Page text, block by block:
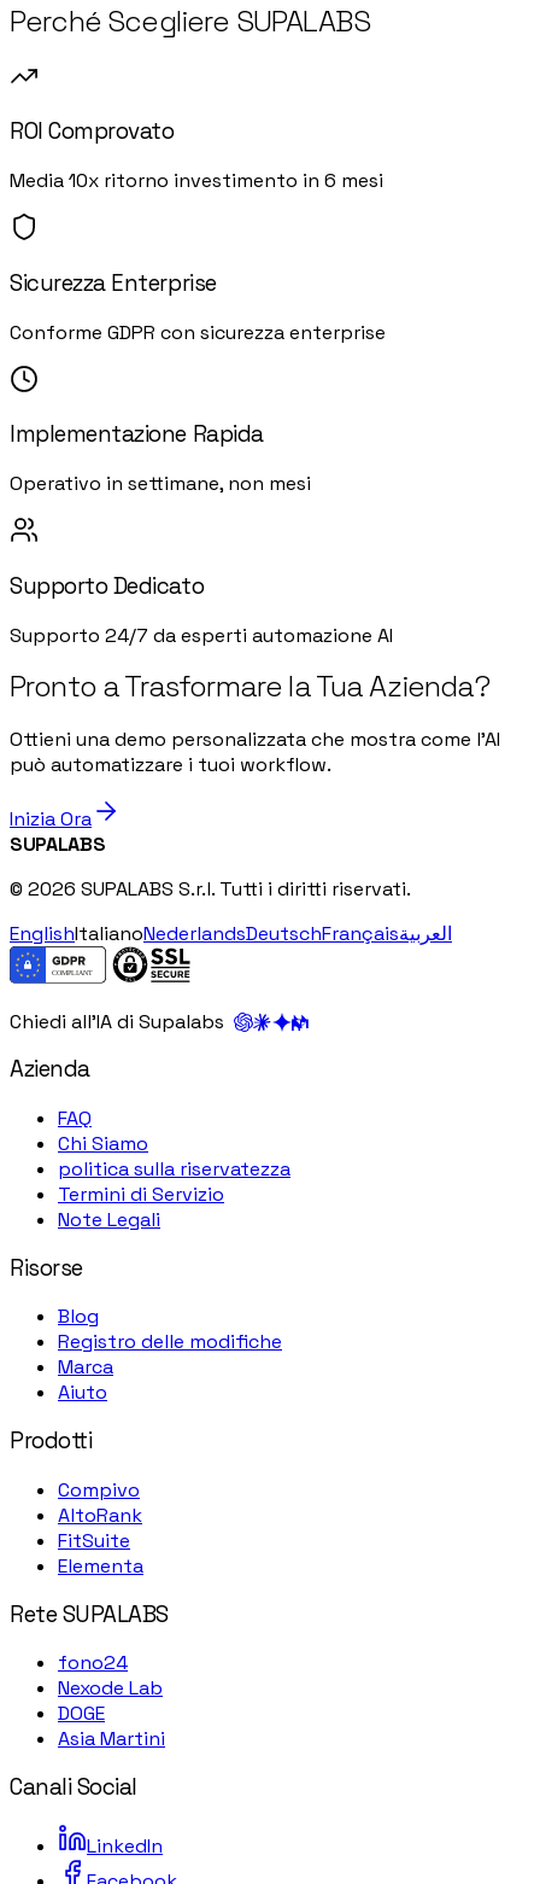
Perché Scegliere SUPALABS
ROI Comprovato
Media 10x ritorno investimento in 6 mesi
Sicurezza Enterprise
Conforme GDPR con sicurezza enterprise
Implementazione Rapida
Operativo in settimane, non mesi
Supporto Dedicato
Supporto 24/7 da esperti automazione AI
Pronto a Trasformare la Tua Azienda?
Ottieni una demo personalizzata che mostra come l'AI
può automatizzare i tuoi workflow.
Inizia Ora
SUPALABS
© 2026 SUPALABS S.r.l. Tutti i diritti riservati.
EnglishItalianoNederlandsDeutschFrançaisالعربية
Chiedi all'IA di Supalabs
Azienda
FAQ
Chi Siamo
politica sulla riservatezza
Termini di Servizio
Note Legali
Risorse
Blog
Registro delle modifiche
Marca
Aiuto
Prodotti
Compivo
AltoRank
FitSuite
Elementa
Rete SUPALABS
fono24
Nexode Lab
DOGE
Asia Martini
Canali Social
LinkedIn